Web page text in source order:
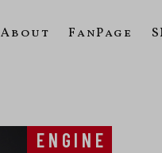
About FanPage
ENGINE